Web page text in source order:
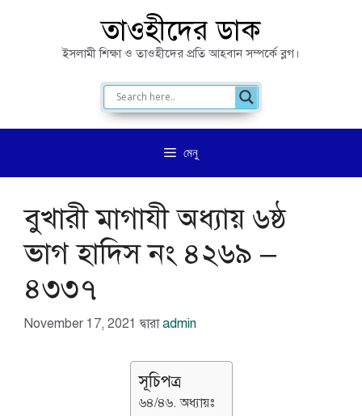
তাওহীদের ডাক
ইসলামী শিক্ষা ও তাওহীদের প্রতি আহবান সম্পর্কে ব্লগ।
মেনু
বুখারী মাগাযী অধ্যায় ৬ষ্ঠ
ভাগ হাদিস নং ৪২৬৯ –
৪৩৩৭
November 17, 2021 দ্বারাadmin
সূচিপত্র
৬৪/৪৬. অধ্যায়ঃ